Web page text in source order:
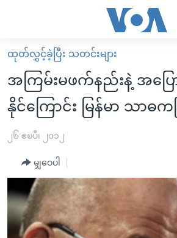
လွယ်ကူ
စေ
သည့်
Link
များ
အကြောင်းအရာ
သို့
ကျော်
ကြည့်
မူလစာမျက်နှာ
မြန်မာ
ကမ္ဘာ့သတင်းများ
နိုင်ငံတကာ
အစ္စရေး-ပါလက်စတိုင်း
ဗွီဒီယို
ရပ်ဝန်းတခု လမ်းတခု အလွန်
အင်္ဂလိပ်စာလေ့လာမယ်
အမေရိကန်သုံးအီဒီယံ
အပတ်စဉ်ကဏ္ဍများ
ထုတ်လွှင့်ခဲ့ပြီး သတင်းများ
အကြမ်းမဖက်နည်းနဲ့ အပြ
နိုင်ကြောင်း မြန်မာ သာဓက
၂၆ ဧၿပီ၊ ၂၀၁၂
မျှဝေပါ